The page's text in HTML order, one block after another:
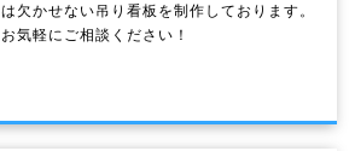
は欠かせない吊り看板を制作しております。
お気軽にご相談ください！